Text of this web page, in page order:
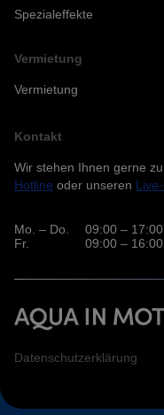
Spezialeffekte
Vermietung
Vermietung
Kontakt
Wir stehen Ihnen gerne
Hotline oder unseren
Mo. – Do.
09:00 – 17:00
Fr.
09:00 – 16:00
Datenschutzerklärung